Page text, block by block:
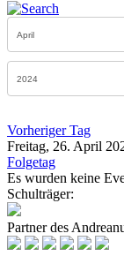
Vorheriger Tag
Freitag, 26. April
Folgetag
Es wurden keine
Schulträger:
Partner des